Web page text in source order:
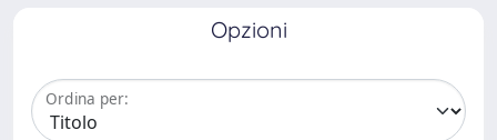
Opzioni
Ordina per: